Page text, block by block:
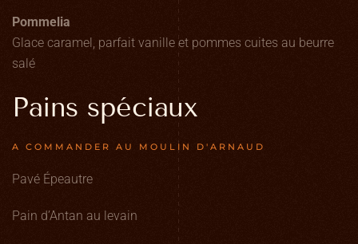
Pommelia
Glace caramel, parfait vanille et pommes cuites au beurre
salé
Pains spéciaux
A COMMANDER AU MOULIN D'ARNAUD
Pavé Épeautre
Pain d’Antan au levain